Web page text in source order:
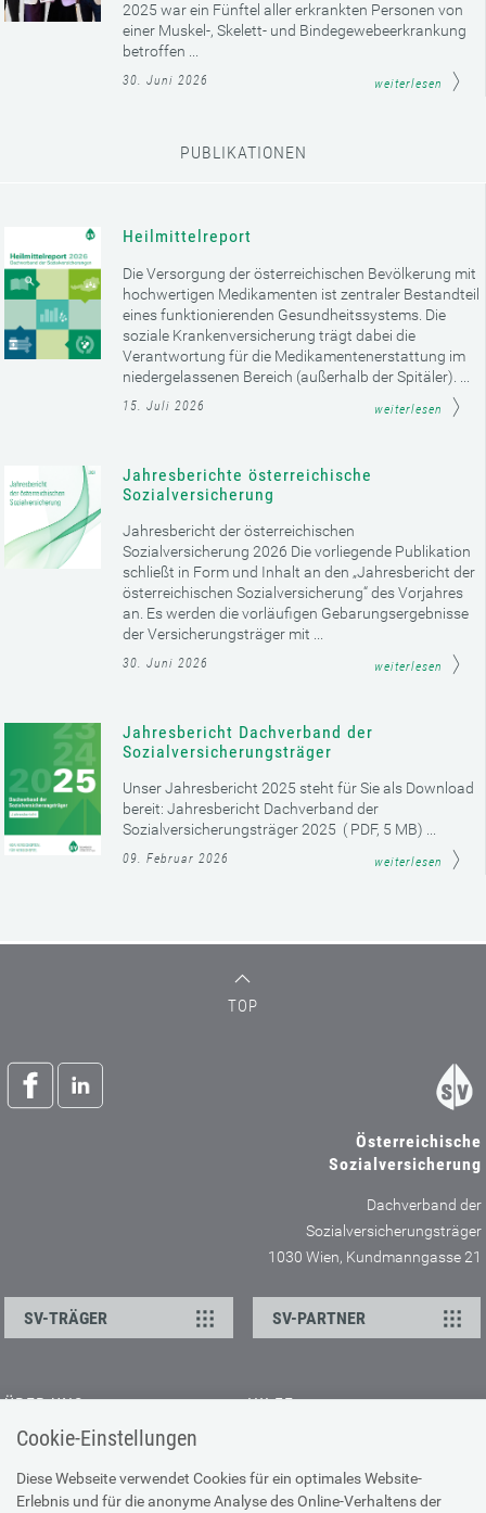
Cookie-Einstellungen
Diese Webseite verwendet Cookies für ein optimales Website-
Erlebnis und für die anonyme Analyse des Online-Verhaltens der
2025 war ein Fünftel aller erkrankten Personen von
einer Muskel-, Skelett- und Bindegewebeerkrankung
betroffen ...
30. Juni 2026 weiterlesen
PUBLIKATIONEN
Heilmittelreport
Die Versorgung der österreichischen Bevölkerung mit
hochwertigen Medikamenten ist zentraler Bestandteil
eines funktionierenden Gesundheitssystems. Die
soziale Krankenversicherung trägt dabei die
Verantwortung für die Medikamentenerstattung im
niedergelassenen Bereich (außerhalb der Spitäler). ...
15. Juli 2026 weiterlesen
Jahresberichte österreichische
Sozialversicherung
Jahresbericht der österreichischen
Sozialversicherung 2026 Die vorliegende Publikation
schließt in Form und Inhalt an den „Jahresbericht der
österreichischen Sozialversicherung“ des Vorjahres
an. Es werden die vorläufigen Gebarungsergebnisse
der Versicherungsträger mit ...
30. Juni 2026 weiterlesen
Jahresbericht Dachverband der
Sozialversicherungsträger
Unser Jahresbericht 2025 steht für Sie als Download
bereit: Jahresbericht Dachverband der
Sozialversicherungsträger 2025 ( PDF, 5 MB) ...
09. Februar 2026 weiterlesen
TOP
Österreichische
Sozialversicherung
Dachverband der
Sozialversicherungsträger
1030 Wien, Kundmanngasse 21
SV-TRÄGER SV-PARTNER
ÜBER UNS
Kontakt
Offene Stellen
Presse
HILFE
Browser-Info & Sicherheit
Hilfe zur Suche